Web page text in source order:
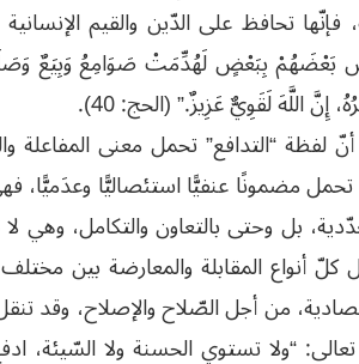
فإنّها تحافظ على الدّين والقيم
بَعْضَهُمْ بِبَعْضٍ لَهُدِّمَتْ صَوَامِعُ وَبِيَعٌ
إِنَّ اللَّهَ لَقَوِيٌّ عَزِيزٌ.” (الحج: 40).
لفظة “التدافع” تحمل معنى المفاعلة
مضمونًا عنفيًّا استئصاليًّا وعدَميًّا،
بل وحتى بالتعاون والتكامل، وهي
أنواع المقابلة والمعارضة بين مختلف
من أجل الصّلاح والإصلاح، وقد
“ولا تستوي الحسنة ولا السّيئة،